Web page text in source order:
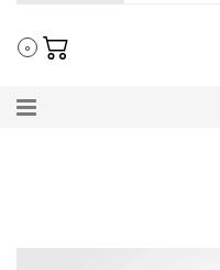
0